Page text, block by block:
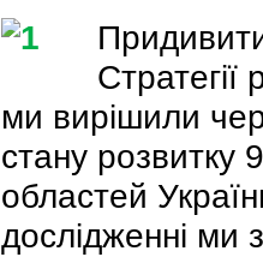
Стратегії
ми вирішили
стану розвитку
областей
дослідженні ми